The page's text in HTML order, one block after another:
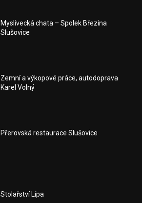
Myslivecká chata – Spolek Březina
Slušovice
Zemní a výkopové práce, autodoprava
Karel Volný
Přerovská restaurace Slušovice
Stolařství Lípa